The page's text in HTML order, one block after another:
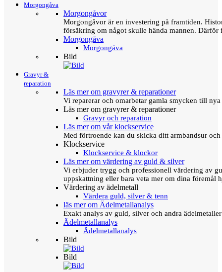
Morgongåva
Morgongåvor
Morgongåvor är en investering på framtiden.
försäkring om något skulle hända mannen.
Morgongåva
Morgongåva
Bild
Gravyr &
reparation
Läs mer om gravyrer & reparationer
Vi reparerar och omarbetar gamla smycken till
Läs mer om gravyrer & reparationer
Gravyr och reparation
Läs mer om vår klockservice
Med förtroende kan du skicka ditt armbandsur
Klockservice
Klockservice & klockor
Läs mer om värdering av guld & silver
Vi erbjuder trygg och professionell värdering av
uppskattning eller bara veta mer om dina föremål
Värdering av ädelmetall
Värdera guld, silver & tenn
läs mer om Ädelmetallanalys
Exakt analys av guld, silver och andra
Ädelmetallanalys
Ädelmetallanalys
Bild
Bild